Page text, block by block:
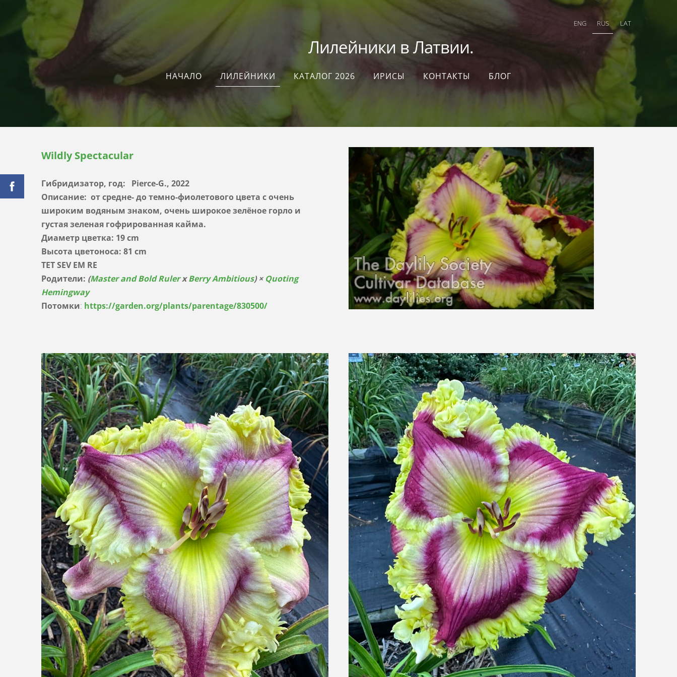
ENG RUS LAT
Лилейники в Латвии.
НАЧАЛО ЛИЛЕЙНИКИ КАТАЛОГ 2026 ИРИСЫ КОНТАКТЫ БЛОГ
Wildly Spectacular
Гибридизатор, год: Pierce-G., 2022
Описание: от средне- до темно-фиолетового цвета с очень
широким водяным знаком, очень широкое зелёное горло и
густая зеленая гофрированная кайма.
Диаметр цветка: 19 cm
Высота цветоноса: 81 cm
TET SEV EM RE
Родители: (Master and Bold RulerxBerry Ambitious) × Quoting
Hemingway
Потомки: https://garden.org/plants/parentage/830500/